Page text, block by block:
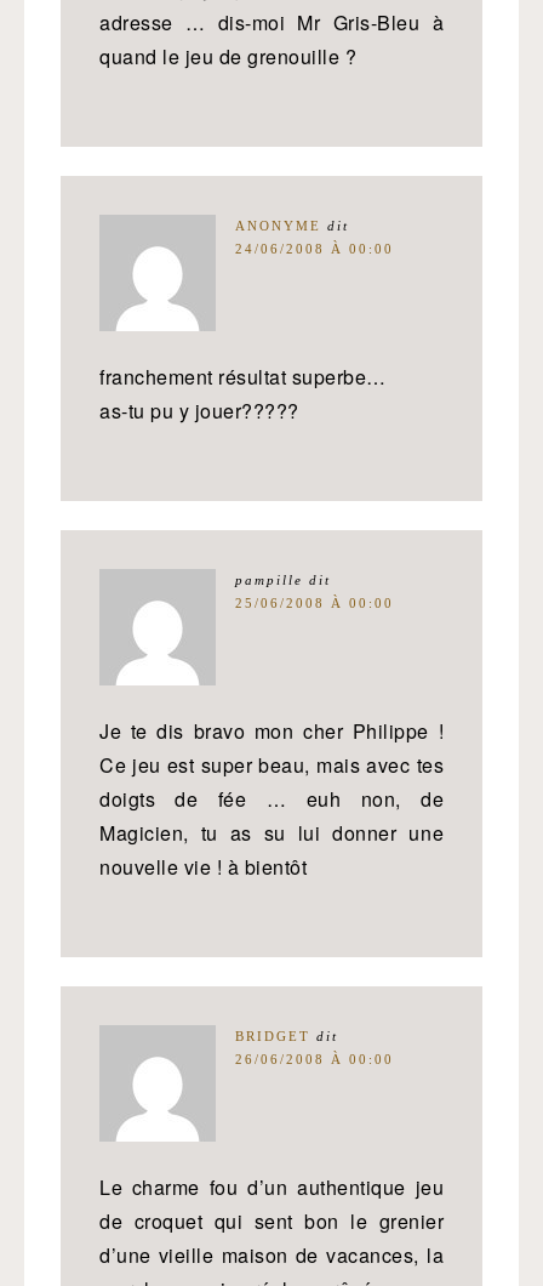
adresse … dis-moi Mr Gris-Bleu à
quand le jeu de grenouille ?
ANONYME dit
24/06/2008 À 00:00
franchement résultat superbe…
as-tu pu y jouer?????
pampille dit
25/06/2008 À 00:00
Je te dis bravo mon cher Philippe !
Ce jeu est super beau, mais avec tes
doigts de fée … euh non, de
Magicien, tu as su lui donner une
nouvelle vie ! à bientôt
BRIDGET dit
26/06/2008 À 00:00
Le charme fou d’un authentique jeu
de croquet qui sent bon le grenier
d’une vieille maison de vacances, la